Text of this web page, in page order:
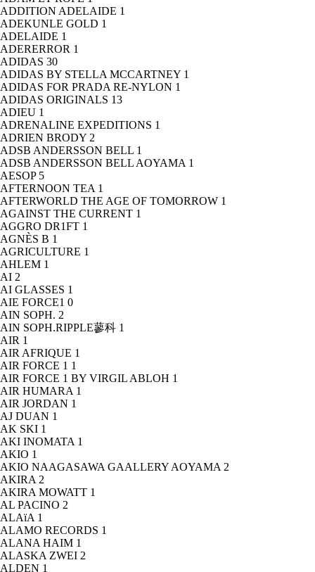
ADDITION ADELAIDE 1
ADEKUNLE GOLD 1
ADELAIDE 1
ADERERROR 1
ADIDAS 30
ADIDAS BY STELLA MCCARTNEY 1
ADIDAS FOR PRADA RE-NYLON 1
ADIDAS ORIGINALS 13
ADIEU 1
ADRENALINE EXPEDITIONS 1
ADRIEN BRODY 2
ADSB ANDERSSON BELL 1
ADSB ANDERSSON BELL AOYAMA 1
AESOP 5
AFTERNOON TEA 1
AFTERWORLD THE AGE OF TOMORROW 1
AGAINST THE CURRENT 1
AGGRO DR1FT 1
AGNÈS B 1
AGRICULTURE 1
AHLEM 1
AI 2
AI GLASSES 1
AIE FORCE1 0
AIN SOPH. 2
AIN SOPH.RIPPLE蓼科 1
AIR 1
AIR AFRIQUE 1
AIR FORCE 1 1
AIR FORCE 1 BY VIRGIL ABLOH 1
AIR HUMARA 1
AIR JORDAN 1
AJ DUAN 1
AK SKI 1
AKI INOMATA 1
AKIO 1
AKIO NAAGASAWA GAALLERY AOYAMA 2
AKIRA 2
AKIRA MOWATT 1
AL PACINO 2
ALAïA 1
ALAMO RECORDS 1
ALANA HAIM 1
ALASKA ZWEI 2
ALDEN 1